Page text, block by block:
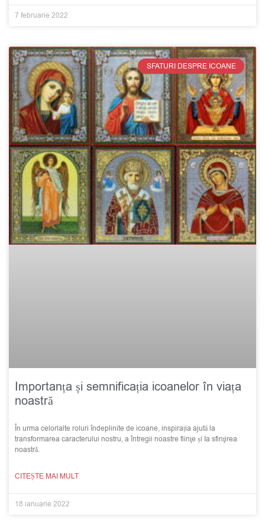
7 februarie 2022
SFATURI DESPRE ICOANE
Importanța și semnificația icoanelor în viața
noastră
În urma celorlalte roluri îndeplinite de icoane, inspirația ajută la
transformarea caracterului nostru, a întregii noastre fiinţe și Ia sfinţirea
noastră.
CITEȘTE MAI MULT
18 ianuarie 2022